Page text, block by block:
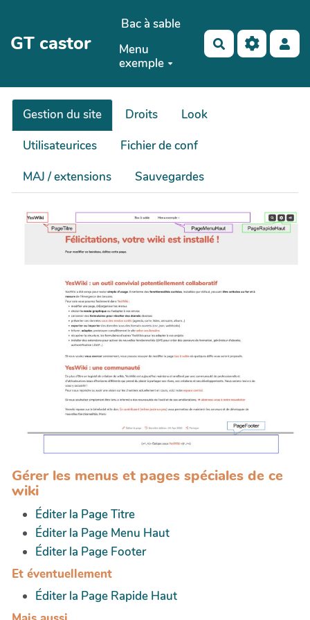
Aller au contenu principal
GT castor
Bac à sable
Menu
exemple
Rechercher
Gestion du site Droits
Look
Utilisateurices
Fichier de conf
MAJ / extensions
Sauvegardes
Gérer les menus et pages spéciales de ce
wiki
Éditer la Page Titre
Éditer la Page Menu Haut
Éditer la Page Footer
Et éventuellement
Éditer la Page Rapide Haut